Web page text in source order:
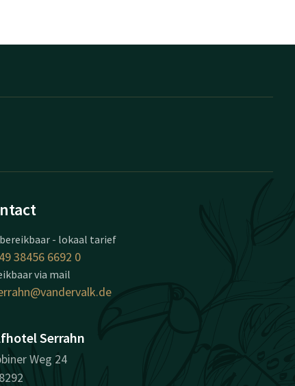
- lokaal tarief
38456 6692 0
via mail
Serrahn
Weg 24